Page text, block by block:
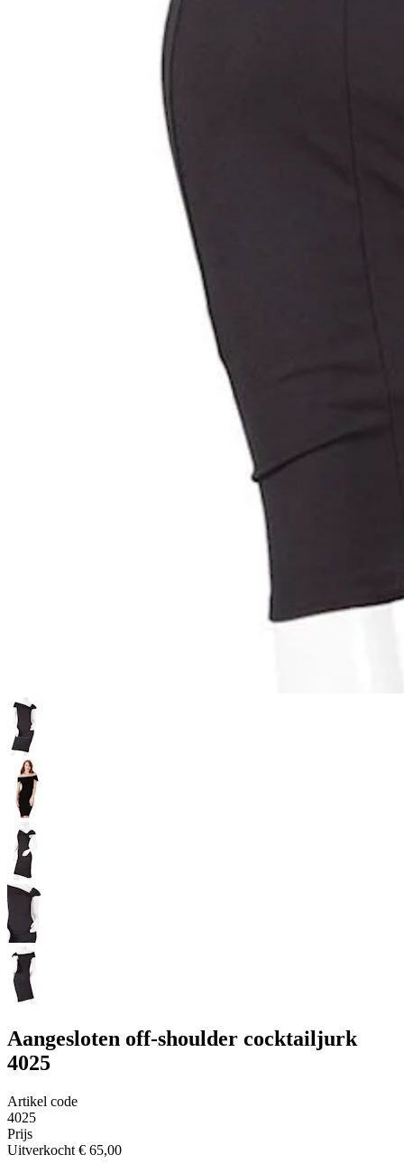
Aangesloten off-shoulder cocktailjurk
4025
Artikel code
4025
Prijs
Uitverkocht € 65,00